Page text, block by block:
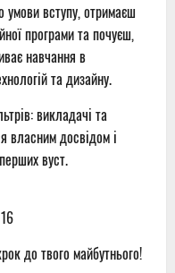
умови вступу, отримаєш
програми та почуєш,
навчання в
та дизайну.
викладачі та
власним досвідом і
вуст.
до твого майбутнього!